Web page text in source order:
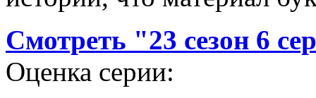
Смотреть "23 сезон 6
Оценка серии: